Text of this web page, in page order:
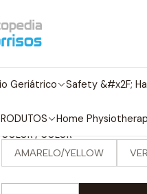
Geriátrico Safety &#x2F;
Home
da Circulação
Bola
Circulação
COLOR / COLOR
AMARELO/YELLOW